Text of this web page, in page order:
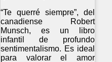
“Te querré siempre”, del
canadiense Robert
Munsch, es un libro
infantil de profundo
sentimentalismo. Es ideal
para valorar el amor